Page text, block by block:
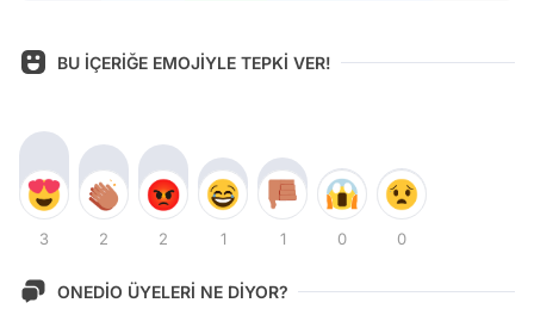
BU İÇERİĞE EMOJİYLE TEPKİ VER!
3 2 2 1 1 0 0
ONEDİO ÜYELERİ NE DİYOR?